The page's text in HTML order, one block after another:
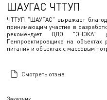
ШАУГАС ЧТТУП
ЧТТУП "ШАУГАС" выражает
принимающим участие в
рекомендует ОДО "ЭНЭКА"
Генпроектировщика на объектах
питания и объектах с массовым
Смотреть отзыв